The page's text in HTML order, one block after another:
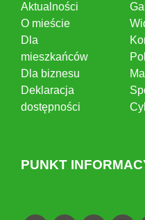
Aktualności
O mieście
Dla
mieszkańców
Dla biznesu
Deklaracja
dostępności
PUNKT